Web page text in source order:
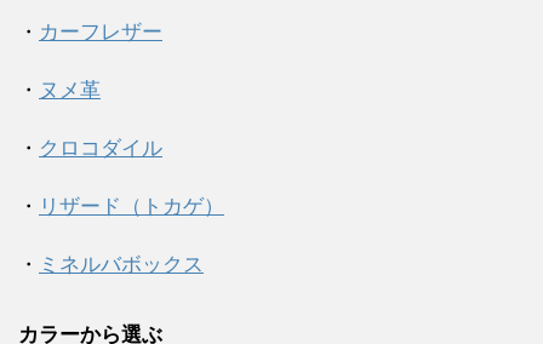
・ カーフレザー
・ ヌメ革
・ クロコダイル
・ リザード（トカゲ）
・ ミネルバボックス
カラーから選ぶ